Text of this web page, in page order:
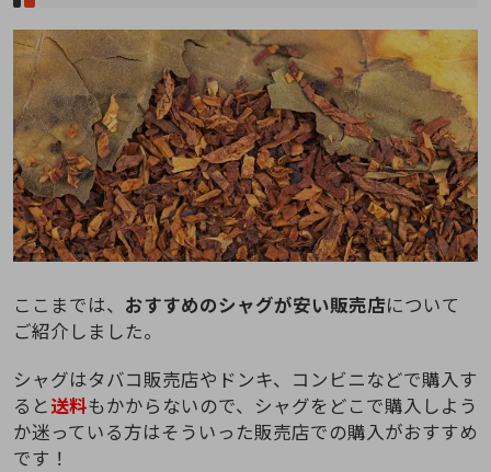
ここまでは、 おすすめのシャグが安い販売店について
ご紹介しました。
シャグはタバコ販売店やドンキ、コンビニなどで購入す
ると送料もかからないので、シャグをどこで購入しよう
か迷っている方はそういった販売店での購入がおすすめ
です！